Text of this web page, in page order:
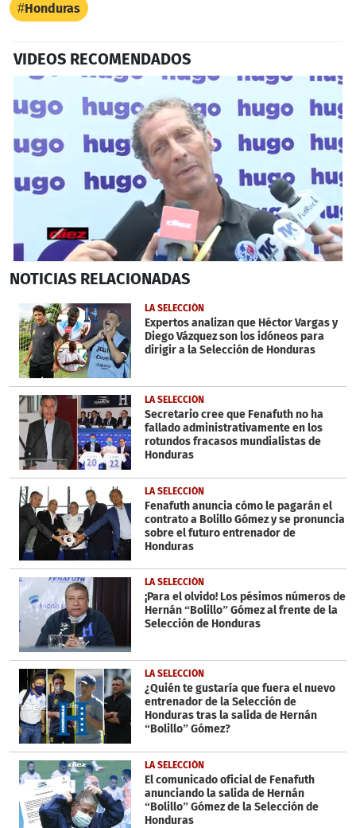
Honduras
VIDEOS RECOMENDADOS
seconds
1
minute,
54
seconds
NOTICIAS RELACIONADAS
LA SELECCIÓN
Expertos analizan que Héctor Vargas y
Diego Vázquez son los idóneos para
dirigir a la Selección de Honduras
LA SELECCIÓN
Secretario cree que Fenafuth no ha
fallado administrativamente en los
rotundos fracasos mundialistas de
Honduras
LA SELECCIÓN
Fenafuth anuncia cómo le pagarán el
contrato a Bolillo Gómez y se pronuncia
sobre el futuro entrenador de
Honduras
LA SELECCIÓN
¡Para el olvido! Los pésimos números de
Hernán “Bolillo” Gómez al frente de la
Selección de Honduras
LA SELECCIÓN
¿Quién te gustaría que fuera el nuevo
entrenador de la Selección de
Honduras tras la salida de Hernán
“Bolillo” Gómez?
LA SELECCIÓN
El comunicado oficial de Fenafuth
anunciando la salida de Hernán
“Bolillo” Gómez de la Selección de
Honduras